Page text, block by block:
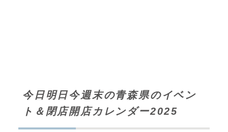
今日明日今週末の青森県のイベン
ト＆閉店開店カレンダー2025